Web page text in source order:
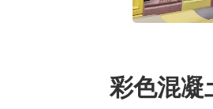
彩色混凝